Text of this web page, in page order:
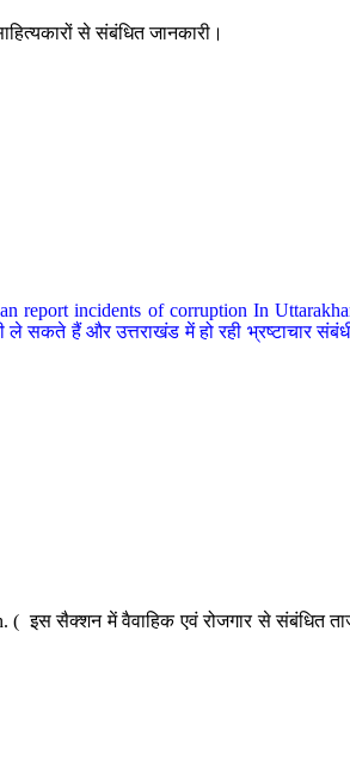
से संबंधित जानकारी।
incidents of corruption In
सकते हैं और उत्तराखंड में हो रही भ्रष्टाचार
इस सैक्शन में वैवाहिक एवं रोजगार से संबंधित